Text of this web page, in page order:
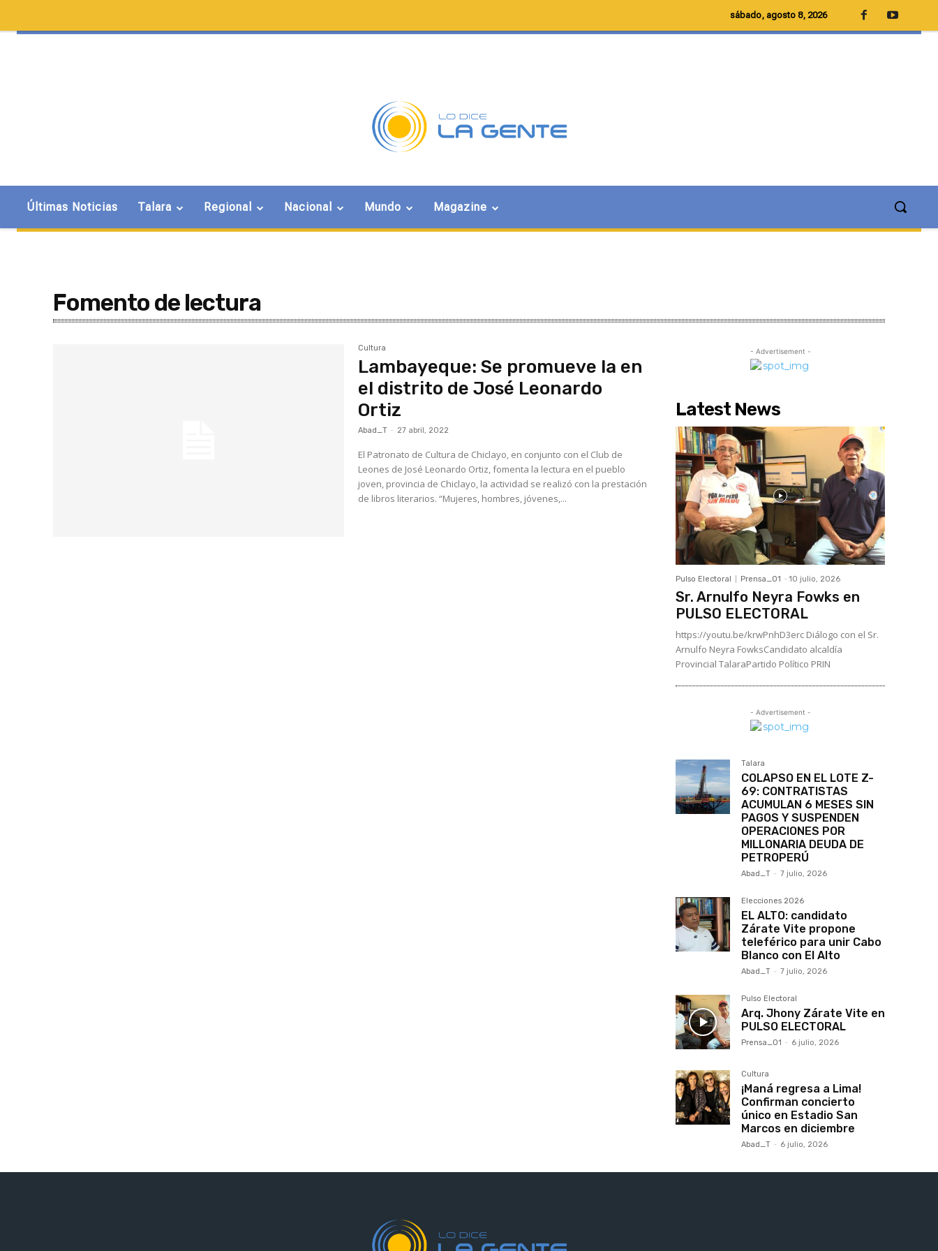
sábado, agosto 8, 2026
Últimas Noticias Talara Regional Nacional Mundo Magazine
Fomento de lectura
Cultura
Lambayeque: Se promueve la en
el distrito de José Leonardo
Ortiz
Abad_T - 27 abril, 2022
El Patronato de Cultura de Chiclayo, en conjunto con el Club de
Leones de José Leonardo Ortiz, fomenta la lectura en el pueblo
joven, provincia de Chiclayo, la actividad se realizó con la prestación
de libros literarios. “Mujeres, hombres, jóvenes,...
- Advertisement -
Latest News
Pulso Electoral Prensa_01 - 10 julio, 2026
Sr. Arnulfo Neyra Fowks en
PULSO ELECTORAL
https://youtu.be/krwPnhD3erc Diálogo con el Sr.
Arnulfo Neyra FowksCandidato alcaldía
Provincial TalaraPartido Político PRIN
- Advertisement -
Talara
COLAPSO EN EL LOTE Z-
69: CONTRATISTAS
ACUMULAN 6 MESES SIN
PAGOS Y SUSPENDEN
OPERACIONES POR
MILLONARIA DEUDA DE
PETROPERÚ
Abad_T - 7 julio, 2026
Elecciones 2026
EL ALTO: candidato
Zárate Vite propone
teleférico para unir Cabo
Blanco con El Alto
Abad_T - 7 julio, 2026
Pulso Electoral
Arq. Jhony Zárate Vite en
PULSO ELECTORAL
Prensa_01 - 6 julio, 2026
Cultura
¡Maná regresa a Lima!
Confirman concierto
único en Estadio San
Marcos en diciembre
Abad_T - 6 julio, 2026